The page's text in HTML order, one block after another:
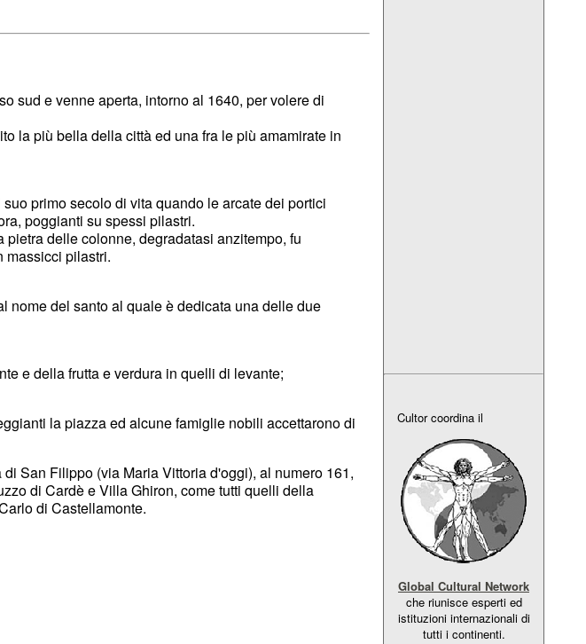
Cultor coordina il
Global Cultural Network
che riunisce esperti ed
istituzioni internazionali di
tutti i continenti.
sud e venne aperta, intorno al 1640, per volere di
la più bella della città ed una fra le più amamirate in
primo secolo di vita quando le arcate dei portici
poggianti su spessi pilastri.
delle colonne, degradatasi anzitempo, fu
massicci pilastri.
nome del santo al quale è dedicata una delle due
e della frutta e verdura in quelli di levante;
la piazza ed alcune famiglie nobili accettarono di
San Filippo (via Maria Vittoria d'oggi), al numero 161,
di Cardè e Villa Ghiron, come tutti quelli della
di Castellamonte.